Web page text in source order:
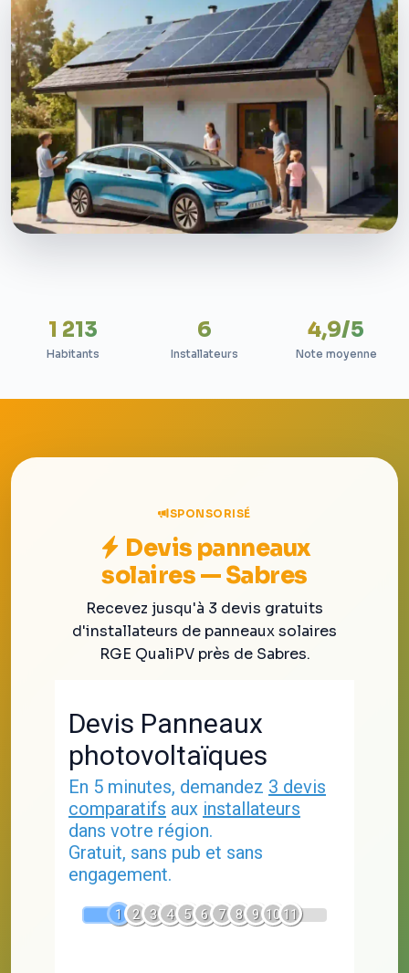
1 213
Habitants
6
Installateurs
4,9/5
Note moyenne
SPONSORISÉ
Devis panneaux
solaires — Sabres
Recevez jusqu'à 3 devis gratuits
d'installateurs de panneaux solaires
RGE QualiPV près de Sabres.
Devis Panneaux
photovoltaïques
En 5 minutes, demandez 3 devis
comparatifs aux installateurs
dans votre région.
Gratuit, sans pub et sans
engagement.
1 2 3 4 5 6 7 8 9 10 11